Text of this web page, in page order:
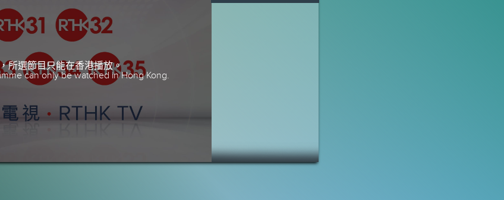
所選節目只能在香港播放。
can only be watched in Hong Kong.